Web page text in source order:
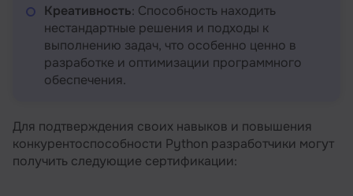
Креативность: Способность находить
нестандартные решения и подходы к
выполнению задач, что особенно ценно в
разработке и оптимизации программного
обеспечения.
Для подтверждения своих навыков и повышения
конкурентоспособности Python разработчики могут
получить следующие сертификации: